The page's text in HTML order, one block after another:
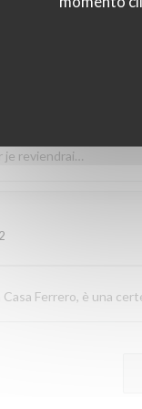
choix. Nous
je reviendrai…
Ferrero, è una